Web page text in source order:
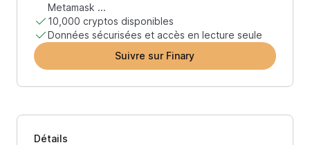
Metamask ...
10,000 cryptos disponibles
Données sécurisées et accès en lecture seule
Suivre sur Finary
Détails